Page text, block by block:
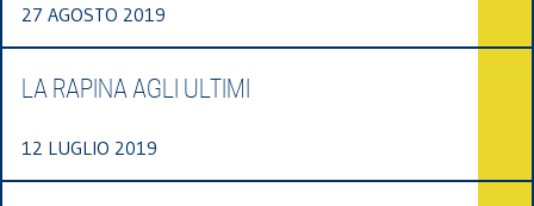
27 AGOSTO 2019
LA RAPINA AGLI ULTIMI
12 LUGLIO 2019